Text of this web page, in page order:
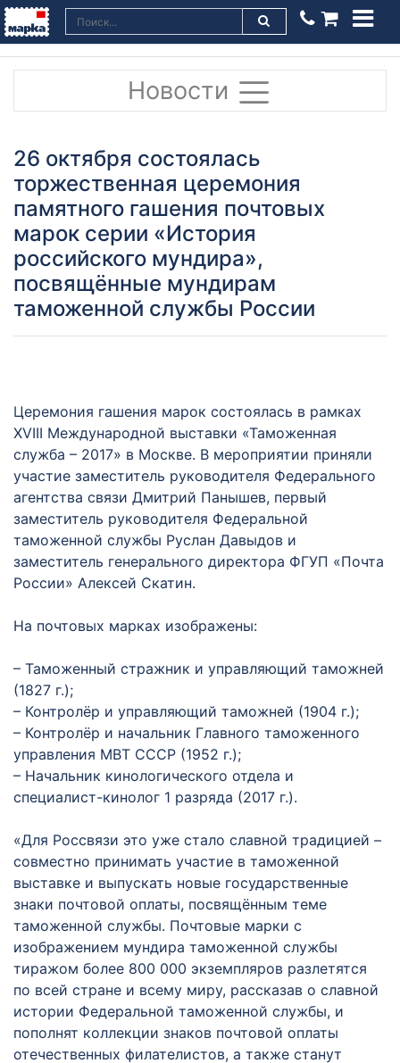
Новости
26 октября состоялась
торжественная церемония
памятного гашения почтовых
марок серии «История
российского мундира»,
посвящённые мундирам
таможенной службы России
Церемония гашения марок состоялась в рамках
XVIII Международной выставки «Таможенная
служба – 2017» в Москве. В мероприятии приняли
участие заместитель руководителя Федерального
агентства связи Дмитрий Панышев, первый
заместитель руководителя Федеральной
таможенной службы Руслан Давыдов и
заместитель генерального директора ФГУП «Почта
России» Алексей Скатин.
На почтовых марках изображены:
– Таможенный стражник и управляющий таможней
(1827 г.);
– Контролёр и управляющий таможней (1904 г.);
– Контролёр и начальник Главного таможенного
управления МВТ СССР (1952 г.);
– Начальник кинологического отдела и
специалист-кинолог 1 разряда (2017 г.).
«Для Россвязи это уже стало славной традицией –
совместно принимать участие в таможенной
выставке и выпускать новые государственные
знаки почтовой оплаты, посвящённым теме
таможенной службы. Почтовые марки с
изображением мундира таможенной службы
тиражом более 800 000 экземпляров разлетятся
по всей стране и всему миру, рассказав о славной
истории Федеральной таможенной службы, и
пополнят коллекции знаков почтовой оплаты
отечественных филателистов, а также станут